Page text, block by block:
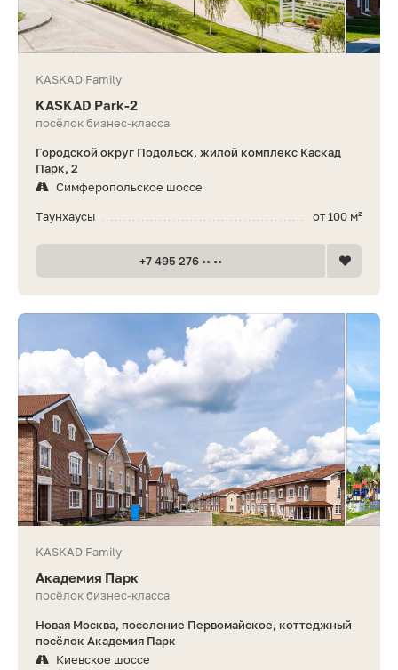
KASKAD Family
KASKAD Park-2
посёлок бизнес-класса
Городской округ Подольск, жилой комплекс Каскад
Парк, 2
Симферопольское шоссе
от 100 м²
Таунхаусы
+7 495 276 •• ••
KASKAD Family
Академия Парк
посёлок бизнес-класса
Новая Москва, поселение Первомайское, коттеджный
посёлок Академия Парк
Киевское шоссе